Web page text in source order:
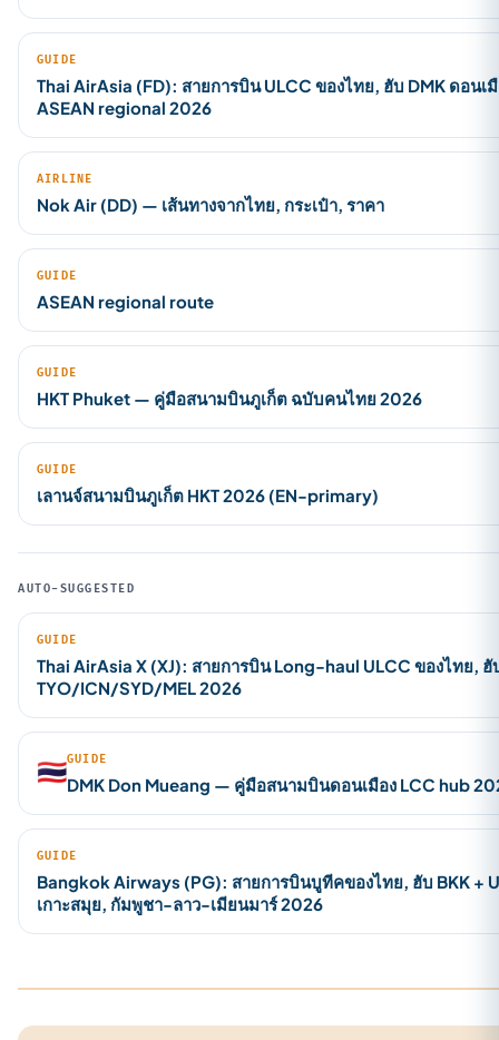
GUIDE
Thai AirAsia (FD): สายการบิน ULCC ของไทย, ฮับ DMK ดอนเ
ASEAN regional 2026
AIRLINE
Nok Air (DD) — เส้นทางจากไทย, กระเป๋า, ราคา
GUIDE
ASEAN regional route
GUIDE
HKT Phuket — คู่มือสนามบินภูเก็ต ฉบับคนไทย 2026
GUIDE
เลานจ์สนามบินภูเก็ต HKT 2026 (EN-primary)
AUTO-SUGGESTED
GUIDE
Thai AirAsia X (XJ): สายการบิน Long-haul ULCC ของไทย,
TYO/ICN/SYD/MEL 2026
🇹🇭GUIDE
DMK Don Mueang — คู่มือสนามบินดอนเมือง LCC hub
GUIDE
Bangkok Airways (PG): สายการบินบูทีคของไทย, ฮับ BKK +
เกาะสมุย, กัมพูชา-ลาว-เมียนมาร์ 2026